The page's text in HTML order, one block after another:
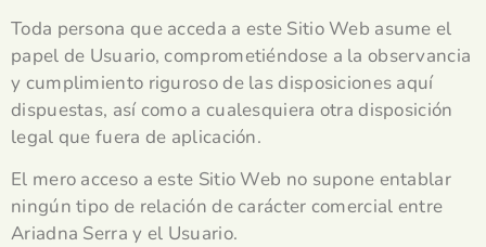
Toda persona que acceda a este Sitio Web asume el
papel de Usuario, comprometiéndose a la observancia
y cumplimiento riguroso de las disposiciones aquí
dispuestas, así como a cualesquiera otra disposición
legal que fuera de aplicación.
El mero acceso a este Sitio Web no supone entablar
ningún tipo de relación de carácter comercial entre
Ariadna Serra y el Usuario.